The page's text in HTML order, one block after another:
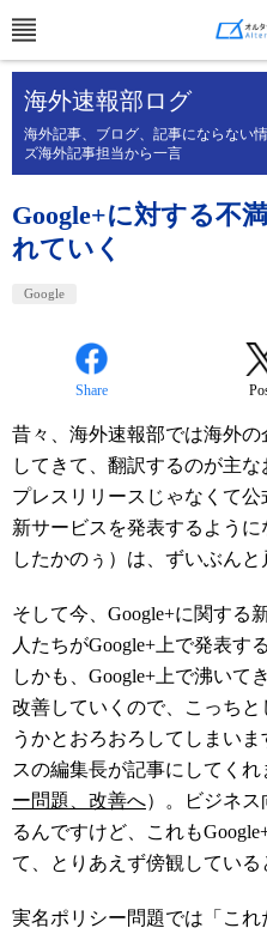
海外速報部ログ
海外記事、ブログ、記事にならない
ズ海外記事担当から一言
Google+に対する不
れていく
Google
Share
昔々、海外速報部では海外
してきて、翻訳するのが主
プレスリリースじゃなくて
新サービスを発表するよう
したかのぅ）は、ずいぶんと
そして今、Google+に関する
人たちがGoogle+上で発表す
しかも、Google+上で沸いて
改善していくので、こっち
うかとおろおろしてしまい
スの編集長が記事にしてくれ
ー問題、改善へ）。ビジネス
るんですけど、これも
て、とりあえず傍観している
実名ポリシー問題では「こ